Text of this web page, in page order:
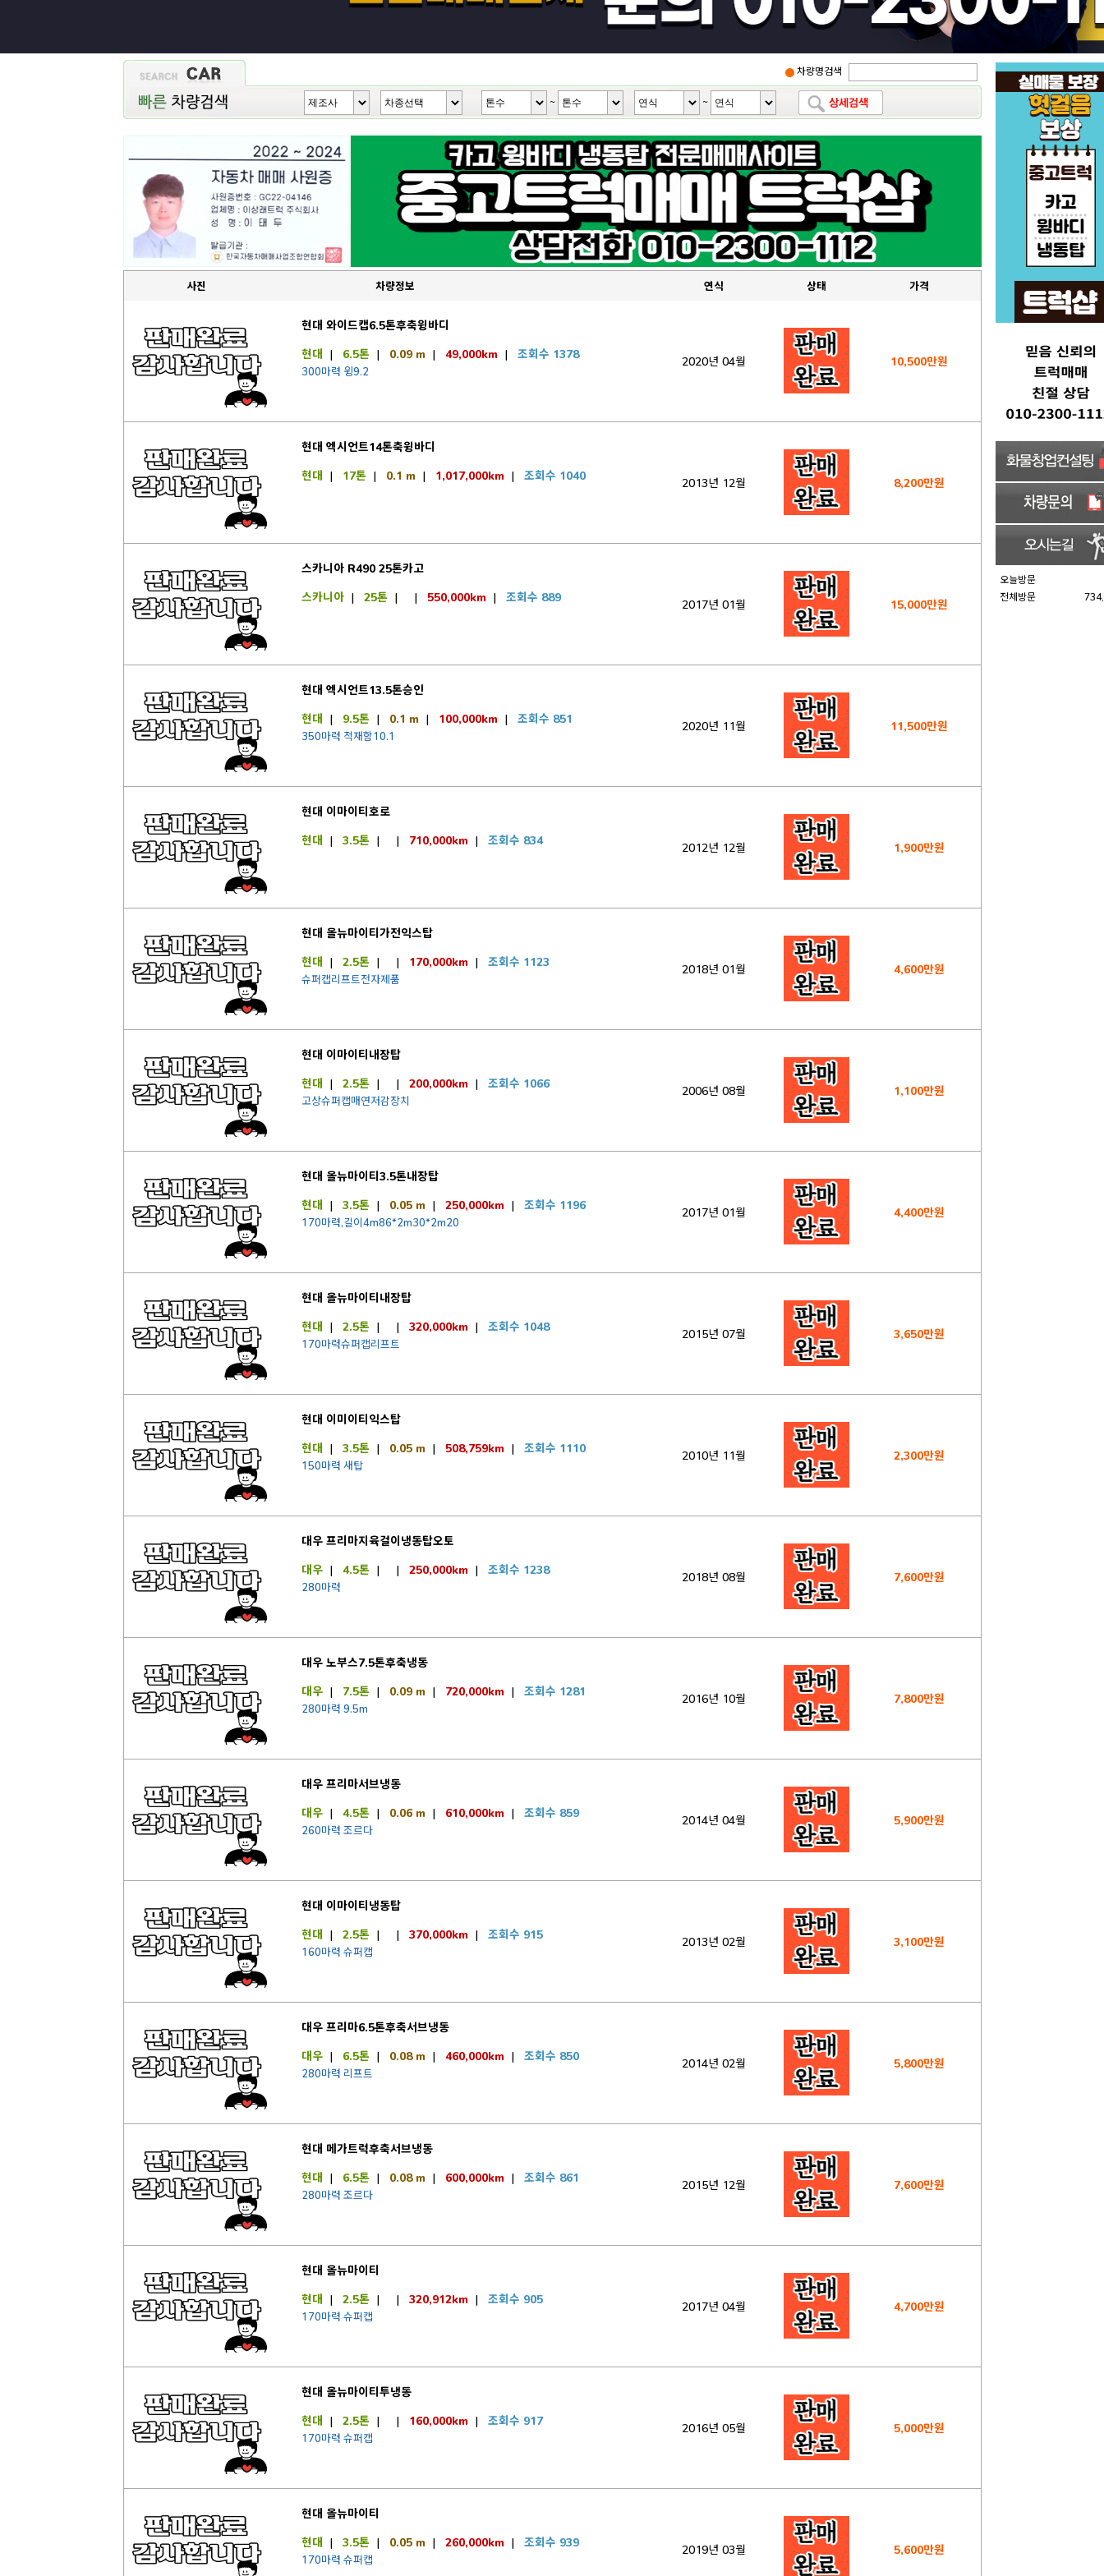
차량명검색
~ ~
오늘방문
전체방문
사진 차량정보 연식 상태 가격
현대 와이드캡6.5톤후축윙바디
현대 | 6.5톤| 0.09 m| 49,000km| 조회수 1378
300마력 윙9.2
2020년 04월 10,500만원
현대 엑시언트14톤축윙바디
현대 | 17톤| 0.1 m| 1,017,000km| 조회수 1040
2013년 12월 8,200만원
스카니아 R490 25톤카고
스카니아| 25톤| | 550,000km| 조회수 889
2017년 01월 15,000만원
현대 엑시언트13.5톤승인
현대 | 9.5톤| 0.1 m| 100,000km| 조회수 851
350마력 적재함10.1
2020년 11월 11,500만원
현대 이마이티호로
현대 | 3.5톤| | 710,000km| 조회수 834
2012년 12월 1,900만원
현대 올뉴마이티가전익스탑
현대 | 2.5톤| | 170,000km| 조회수 1123
슈퍼캡리프트전자제품
2018년 01월 4,600만원
현대 이마이티내장탑
현대 | 2.5톤| | 200,000km| 조회수 1066
고상슈퍼캡매연저감장치
2006년 08월 1,100만원
현대 올뉴마이티3.5톤내장탑
현대 | 3.5톤| 0.05 m| 250,000km| 조회수 1196
170마력,길이4m86*2m30*2m20
2017년 01월 4,400만원
현대 올뉴마이티내장탑
현대 | 2.5톤| | 320,000km| 조회수 1048
170마력슈퍼캡리프트
2015년 07월 3,650만원
현대 이미이티익스탑
현대 | 3.5톤| 0.05 m| 508,759km| 조회수 1110
150마력 새탑
2010년 11월 2,300만원
대우 프리마지육걸이냉동탑오토
대우| 4.5톤| | 250,000km| 조회수 1238
280마력
2018년 08월 7,600만원
대우 노부스7.5톤후축냉동
대우| 7.5톤| 0.09 m| 720,000km| 조회수 1281
280마력 9.5m
2016년 10월 7,800만원
대우 프리마서브냉동
대우| 4.5톤| 0.06 m| 610,000km| 조회수 859
260마력 조르다
2014년 04월 5,900만원
현대 이마이티냉동탑
현대 | 2.5톤| | 370,000km| 조회수 915
160마력 슈퍼캡
2013년 02월 3,100만원
대우 프리마6.5톤후축서브냉동
대우| 6.5톤| 0.08 m| 460,000km| 조회수 850
280마력 리프트
2014년 02월 5,800만원
현대 메가트럭후축서브냉동
현대 | 6.5톤| 0.08 m| 600,000km| 조회수 861
280마력 조르다
2015년 12월 7,600만원
현대 올뉴마이티
현대 | 2.5톤| | 320,912km| 조회수 905
170마력 슈퍼캡
2017년 04월 4,700만원
현대 올뉴마이티투냉동
현대 | 2.5톤| | 160,000km| 조회수 917
170마력 슈퍼캡
2016년 05월 5,000만원
현대 올뉴마이티
현대 | 3.5톤| 0.05 m| 260,000km| 조회수 939
170마력 슈퍼캡
2019년 03월 5,600만원